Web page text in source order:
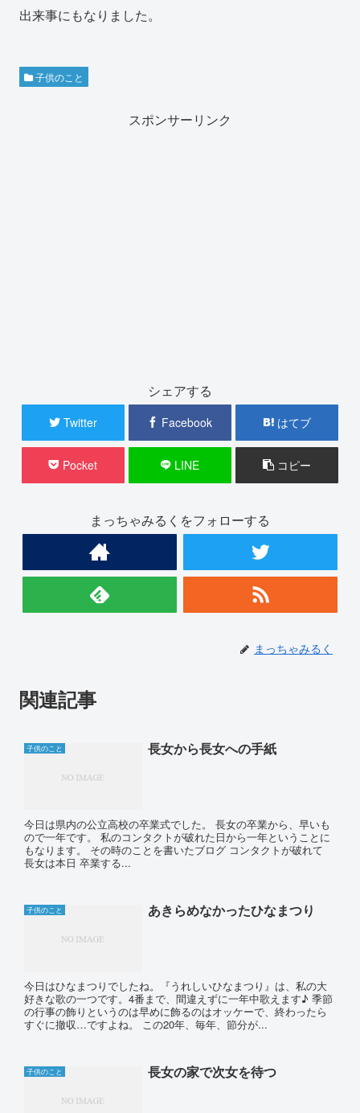
出来事にもなりました。
子供のこと
スポンサーリンク
シェアする
Twitter Facebook はてブ
Pocket LINE コピー
まっちゃみるくをフォローする
まっちゃみるく
関連記事
子供のこと 長女から長女への手紙
今日は県内の公立高校の卒業式でした。 長女の卒業から、早いも
ので一年です。 私のコンタクトが破れた日から一年ということに
もなります。 その時のことを書いたブログ コンタクトが破れて
長女は本日 卒業する...
子供のこと あきらめなかったひなまつり
今日はひなまつりでしたね。『うれしいひなまつり』は、私の大
好きな歌の一つです。4番まで、間違えずに一年中歌えます♪ 季節
の行事の飾りというのは早めに飾るのはオッケーで、終わったら
すぐに撤収…ですよね。 この20年、毎年、節分が...
子供のこと 長女の家で次女を待つ